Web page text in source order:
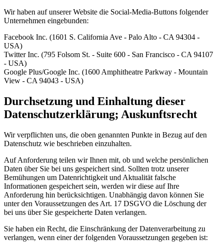
Wir haben auf unserer Website die Social-Media-Buttons folgender
Unternehmen eingebunden:
Facebook Inc. (1601 S. California Ave - Palo Alto - CA 94304 -
USA)
Twitter Inc. (795 Folsom St. - Suite 600 - San Francisco - CA 94107
- USA)
Google Plus/Google Inc. (1600 Amphitheatre Parkway - Mountain
View - CA 94043 - USA)
Durchsetzung und Einhaltung dieser
Datenschutzerklärung; Auskunftsrecht
Wir verpflichten uns, die oben genannten Punkte in Bezug auf den
Datenschutz wie beschrieben einzuhalten.
Auf Anforderung teilen wir Ihnen mit, ob und welche persönlichen
Daten über Sie bei uns gespeichert sind. Sollten trotz unserer
Bemühungen um Datenrichtigkeit und Aktualität falsche
Informationen gespeichert sein, werden wir diese auf Ihre
Anforderung hin berücksichtigen. Unabhängig davon können Sie
unter den Voraussetzungen des Art. 17 DSGVO die Löschung der
bei uns über Sie gespeicherte Daten verlangen.
Sie haben ein Recht, die Einschränkung der Datenverarbeitung zu
verlangen, wenn einer der folgenden Voraussetzungen gegeben ist: